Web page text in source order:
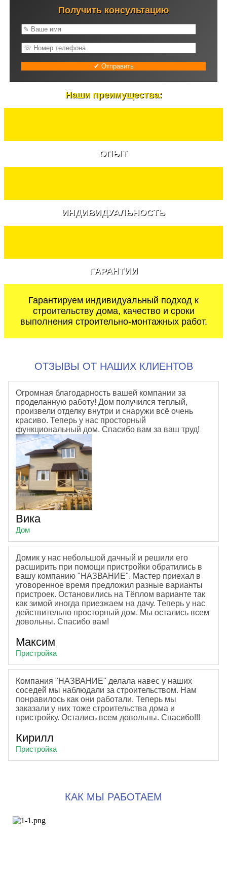
Получить консультацию
Наши преимущества:
ОПЫТ
ИНДИВИДУАЛЬНОСТЬ
ГАРАНТИИ
Гарантируем индивидуальный подход к
строительству дома, качество и сроки
выполнения строительно-монтажных работ.
ОТЗЫВЫ ОТ НАШИХ КЛИЕНТОВ
Огромная благодарность вашей компании за
проделанную работу! Дом получился теплый,
произвели отделку внутри и снаружи всё очень
красиво. Теперь у нас просторный
функциональный дом. Спасибо вам за ваш труд!
Вика
Дом
Домик у нас небольшой дачный и решили его
расширить при помощи пристройки обратились в
вашу компанию "НАЗВАНИЕ". Мастер приехал в
уговоренное время предложил разные варианты
пристроек. Остановились на Тёплом варианте так
как зимой иногда приезжаем на дачу. Теперь у нас
действительно просторный дом. Мы остались всем
довольны. Спасибо вам!
Максим
Пристройка
Компания "НАЗВАНИЕ" делала навес у наших
соседей мы наблюдали за строительством. Нам
понравилось как они работали. Теперь мы
заказали у них тоже строительства дома и
пристройку. Остались всем довольны. Спасибо!!!
Кирилл
Пристройка
КАК МЫ РАБОТАЕМ